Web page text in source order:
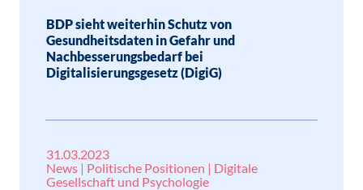
BDP sieht weiterhin Schutz von
Gesundheitsdaten in Gefahr und
Nachbesserungsbedarf bei
Digitalisierungsgesetz (DigiG)
31.03.2023
News | Politische Positionen | Digitale
Gesellschaft und Psychologie